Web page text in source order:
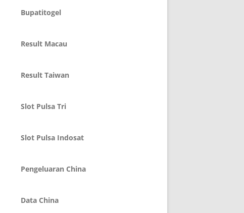
Bupatitogel
Result Macau
Result Taiwan
Slot Pulsa Tri
Slot Pulsa Indosat
Pengeluaran China
Data China